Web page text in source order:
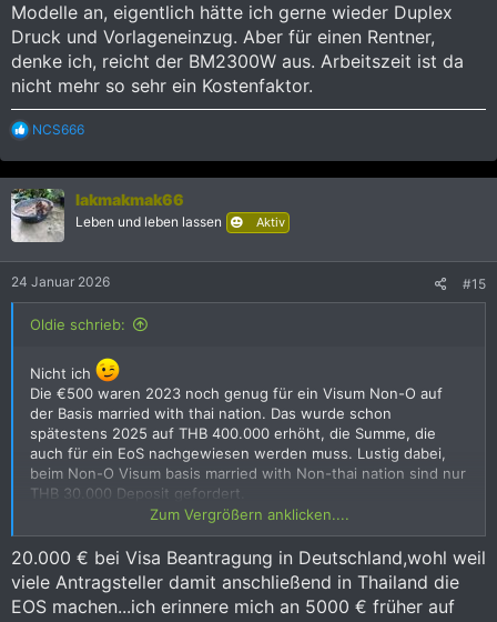
Modelle an, eigentlich hätte ich gerne wieder Duplex
Druck und Vorlageneinzug. Aber für einen Rentner,
denke ich, reicht der BM2300W aus. Arbeitszeit ist da
nicht mehr so sehr ein Kostenfaktor.
R
a
k
t
i
o
n
:
NCS666
lakmakmak66
Leben und leben lassen Aktiv
24 Januar 2026 #15
Oldie schrieb:
Nicht ich
Die €500 waren 2023 noch genug für ein Visum Non-O auf
der Basis married with thai nation. Das wurde schon
spätestens 2025 auf THB 400.000 erhöht, die Summe, die
auch für ein EoS nachgewiesen werden muss. Lustig dabei,
beim Non-O Visum basis married with Non-thai nation sind nur
THB 30.000 Deposit gefordert.
Wenn es um Anschaffung von Equipment geht, schaue ich
eben doch etwas weiter in die Zukunft. Was ich sicher nicht
machen werde, ist eine Visa Agentur beauftragen, die das
derzeit für rund THB 30.000 pro EoS Antrag erledigt, inklusive
dem Zeigen des von der Agentur bereitgestellten
Zum Vergrößern anklicken....
20.000 € bei Visa Beantragung in Deutschland,wohl weil
viele Antragsteller damit anschließend in Thailand die
EOS machen...ich erinnere mich an 5000 € früher auf